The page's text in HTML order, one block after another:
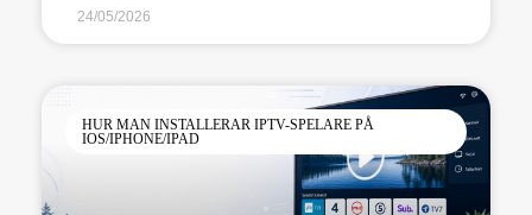
24/05/2026
HUR MAN INSTALLERAR IPTV-SPELARE PÅ
IOS/IPHONE/IPAD